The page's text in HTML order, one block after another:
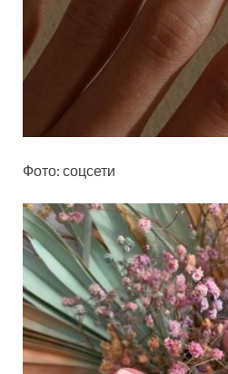
Фото: соцсети